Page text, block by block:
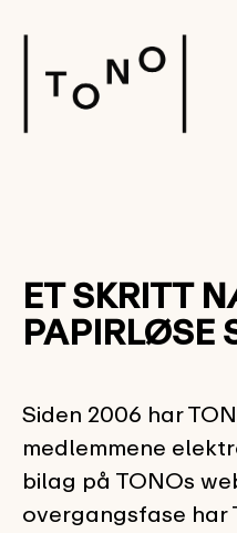
ET SKRITT
PAPIRLØSE
Siden 2006 har
medlemmene
bilag på TONOs
overgangsfase har